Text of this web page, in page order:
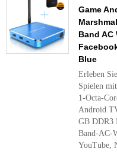
Game
Band
Blue
Erleben
Spielen
1-Octa-
Android
GB DDR3
Band-AC-
YouTube,